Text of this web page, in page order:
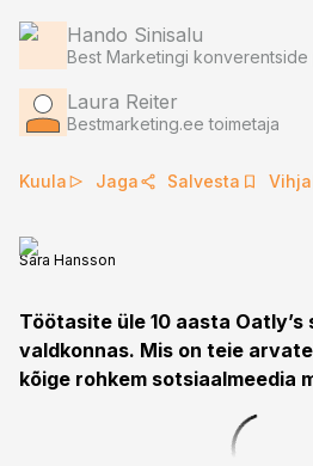
Hando Sinisalu
Best Marketingi konverentside
Laura Reiter
Bestmarketing.ee toimetaja
Kuula Jaga Salvesta Vihja
Sara Hansson
Töötasite üle 10 aasta Oatly’s
valdkonnas. Mis on teie
kõige rohkem sotsiaalmeedia